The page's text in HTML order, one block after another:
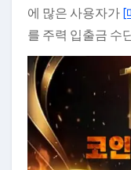
에 많은 사용자가[
를 주력 입출금 수